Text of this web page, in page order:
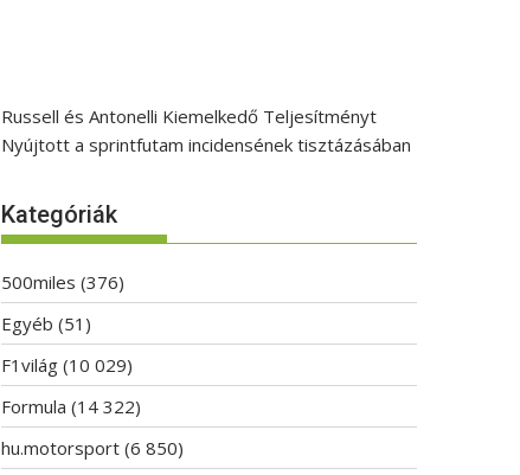
Russell és Antonelli Kiemelkedő Teljesítményt
Nyújtott a sprintfutam incidensének tisztázásában
Kategóriák
500miles (376)
Egyéb (51)
F1világ (10 029)
Formula (14 322)
hu.motorsport (6 850)